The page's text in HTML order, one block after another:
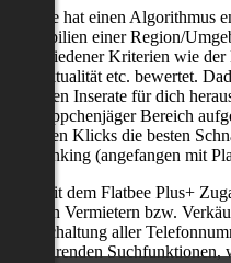
Flatbee hat einen Algorithmus
Immobilien einer Region/
verschiedener Kriterien wie
der Aktualität etc. bewertet.
neuesten Inserate für dich
Schnäppchenjäger Bereich
wenigen Klicks die besten
als Ranking (angefangen mit
Nur mit dem Flatbee Plus+
mit den Vermietern bzw.
(Freischaltung aller
zeitsparenden